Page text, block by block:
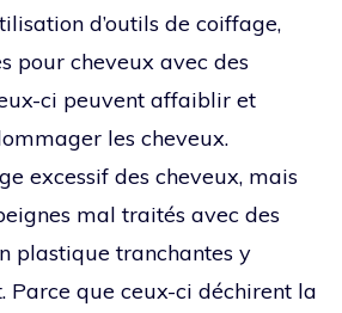
d’outils de coiffage,
pour cheveux avec des
ci peuvent affaiblir et
les cheveux.
excessif des cheveux, mais
mal traités avec des
plastique tranchantes y
Parce que ceux-ci déchirent la